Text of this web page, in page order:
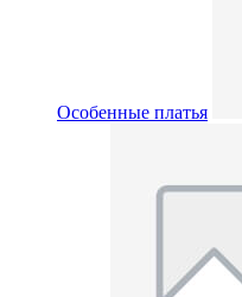
Особенные платья